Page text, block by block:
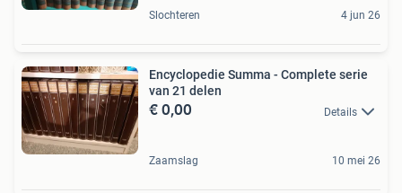
Slochteren 4 jun 26
Encyclopedie Summa - Complete serie
van 21 delen
€ 0,00 Details
Zaamslag 10 mei 26